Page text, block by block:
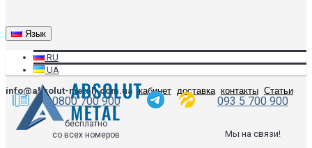
Язык
RU
UA
info@absolut-metall.com.ua
кабинет доставка контакты Статьи
0800 700 900 093 5 700 900
бесплатно
со всех номеров
Мы на связи!